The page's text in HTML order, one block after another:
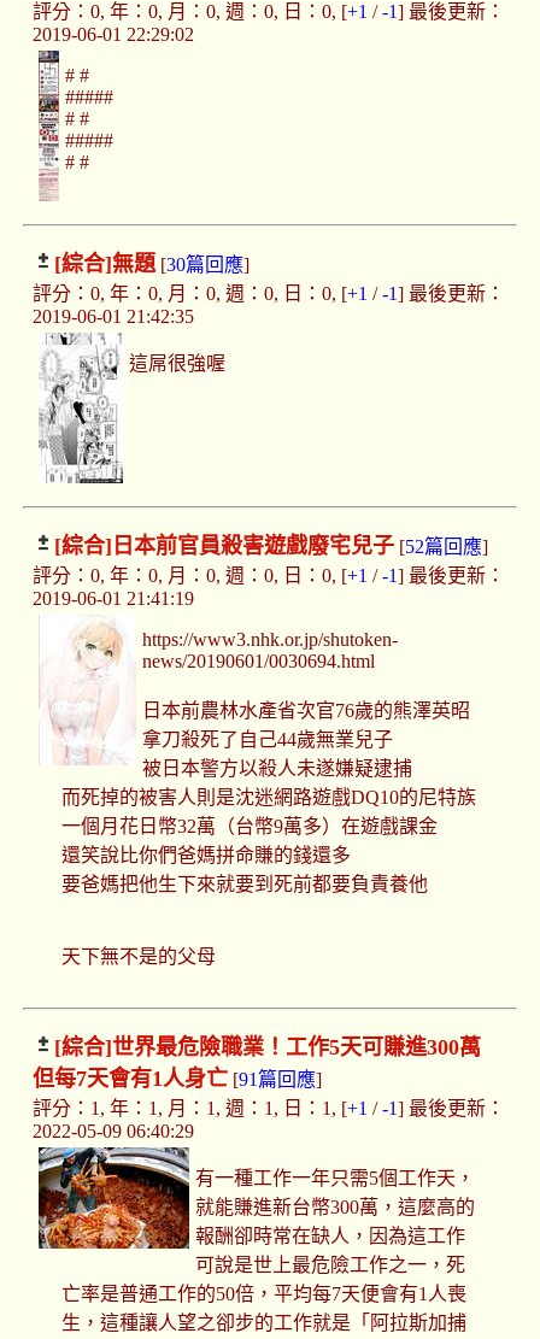
評分：0, 年：0, 月：0, 週：0, 日：0, [+1 /-1] 最後更新：
2019-06-01 22:29:02
# #
#####
# #
#####
# #
[綜合]無題[30篇回應]
評分：0, 年：0, 月：0, 週：0, 日：0, [+1 /-1] 最後更新：
2019-06-01 21:42:35
這屌很強喔
[綜合] 日本前官員殺害遊戲廢宅兒子[52篇回應]
評分：0, 年：0, 月：0, 週：0, 日：0, [+1 /-1] 最後更新：
2019-06-01 21:41:19
https://www3.nhk.or.jp/shutoken-
news/20190601/0030694.html
日本前農林水產省次官76歲的熊澤英昭
拿刀殺死了自己44歲無業兒子
被日本警方以殺人未遂嫌疑逮捕
而死掉的被害人則是沈迷網路遊戲DQ10的尼特族
一個月花日幣32萬（台幣9萬多）在遊戲課金
還笑說比你們爸媽拼命賺的錢還多
要爸媽把他生下來就要到死前都要負責養他
天下無不是的父母
[綜合]世界最危險職業！工作5天可賺進300萬
但每7天會有1人身亡[91篇回應]
評分：1, 年：1, 月：1, 週：1, 日：1, [+1 /-1] 最後更新：
2022-05-09 06:40:29
有一種工作一年只需5個工作天，
就能賺進新台幣300萬，這麼高的
報酬卻時常在缺人，因為這工作
可說是世上最危險工作之一，死
亡率是普通工作的50倍，平均每7天便會有1人喪
生，這種讓人望之卻步的工作就是「阿拉斯加捕